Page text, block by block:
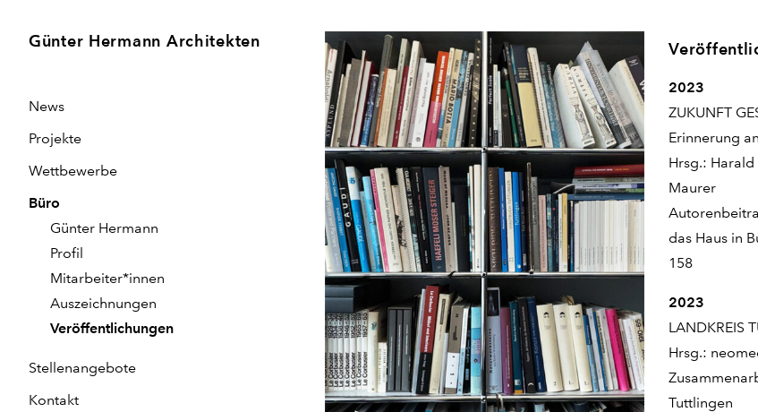
Günter Hermann Architekten
News
Projekte
Wettbewerbe
Büro
Günter Hermann
Profil
Mitarbeiter*innen
Auszeichnungen
Veröffentlichungen
Stellenangebote
Kontakt
2023
ZUKUNFT
Erinnerung
Hrsg.:
Maurer
das Haus in
158
2023
LANDKREIS
Hrsg.:
Tuttlingen